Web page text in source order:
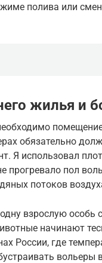
полива или
жилья и
обязательно
Я использовал
прогревало пол
потоков
взрослую особь
начинают
России, где
вольеры